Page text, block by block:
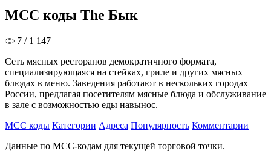
MCC коды The Бык
7 / 1 147
Сеть мясных ресторанов демократичного формата,
специализирующаяся на стейках, гриле и других мясных
блюдах в меню. Заведения работают в нескольких городах
России, предлагая посетителям мясные блюда и обслуживание
в зале с возможностью еды навынос.
MCC коды Категории Адреса Популярность Комментарии
Данные по MCC-кодам для текущей торговой точки.